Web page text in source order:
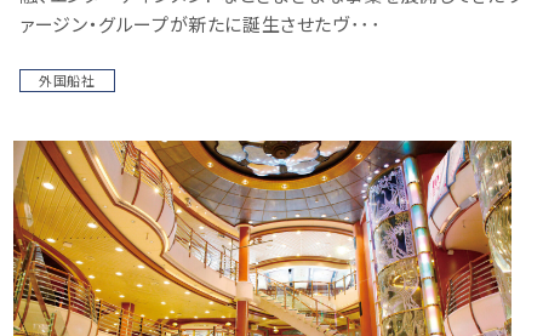
ァージン・グループが新たに誕生させたヴ･･･
外国船社